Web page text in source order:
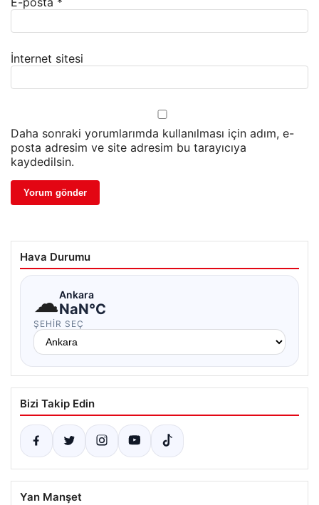
İnternet sitesi
Daha sonraki yorumlarımda kullanılması için adım, e-
posta adresim ve site adresim bu tarayıcıya
kaydedilsin.
Hava Durumu
☁Ankara
NaN°C
ŞEHIR SEÇ
Bizi Takip Edin
Yan Manşet